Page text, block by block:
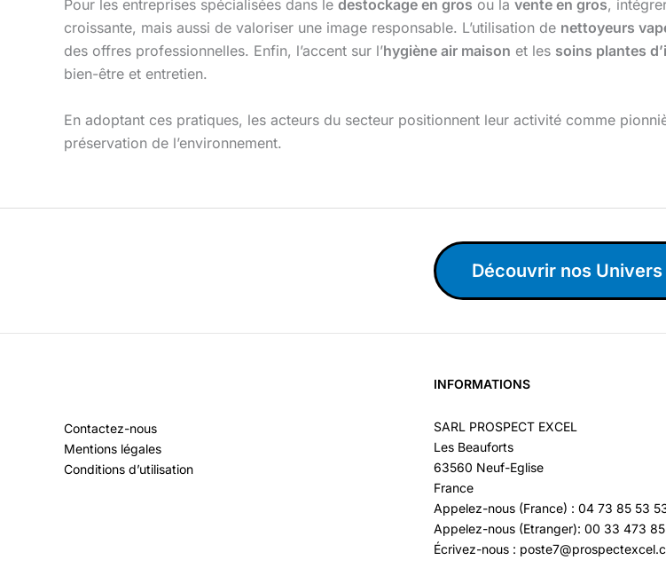
Pour les entreprises spécialisées dans le destockage en gros ou la vente en gros,
croissante, mais aussi de valoriser une image responsable. L’utilisation de nettoyeurs
des offres professionnelles. Enfin, l’accent sur l’hygiène air maison et les soins plantes
bien-être et entretien.
En adoptant ces pratiques, les acteurs du secteur positionnent leur activité comme
préservation de l’environnement.
Découvrir nos Univers
Contactez-nous
Mentions légales
Conditions d’utilisation
INFORMATIONS
SARL PROSPECT EXCEL
Les Beauforts
63560 Neuf-Eglise
France
Appelez-nous (France) : 04 73 85 53
Appelez-nous (Etranger): 00 33 473
Écrivez-nous :